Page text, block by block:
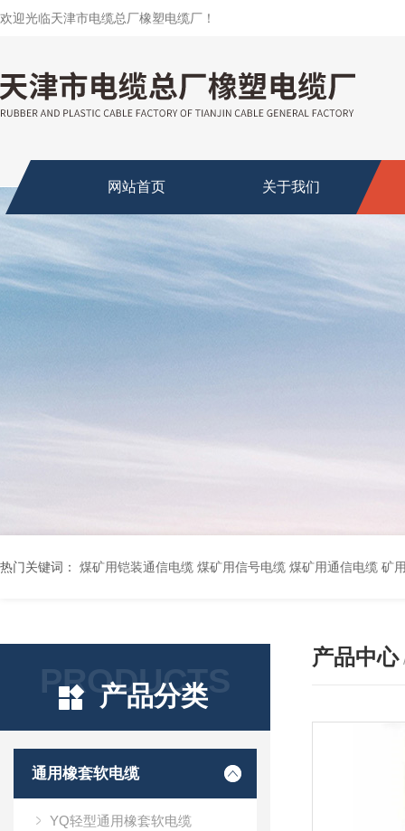
欢迎光临天津市电缆总厂橡塑电缆厂！
网站首页 关于我们
热门关键词： 煤矿用铠装通信电缆 煤矿用信号电缆 煤矿用通信电缆 矿用阻燃通信电缆 矿用监控电缆 矿用通信电缆 橡套软电缆YZ-3*1.5+1 YCW橡胶电缆3*10+1*6 船用橡套软电缆CEFR-3*2.5 煤矿用移动橡套软电缆MY3*4+1*4
PRODUCTS
产品分类
通用橡套软电缆
YQ轻型通用橡套软电缆
产品中心